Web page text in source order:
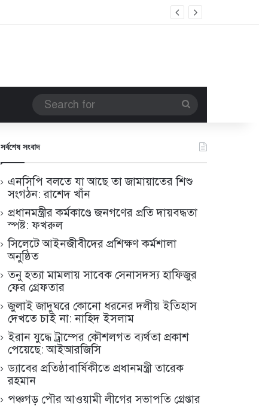
for
সর্বশেষ সংবাদ
এনসিপি বলতে যা আছে তা জামায়াতের শিশু
সংগঠন: রাশেদ খাঁন
প্রধানমন্ত্রীর কর্মকাণ্ডে জনগণের প্রতি দায়বদ্ধতা
স্পষ্ট: ফখরুল
সিলেটে আইনজীবীদের প্রশিক্ষণ কর্মশালা
অনুষ্ঠিত
তনু হত্যা মামলায় সাবেক সেনাসদস্য হাফিজুর
ফের গ্রেফতার
জুলাই জাদুঘরে কোনো ধরনের দলীয় ইতিহাস
দেখতে চাই না: নাহিদ ইসলাম
ইরান যুদ্ধে ট্রাম্পের কৌশলগত ব্যর্থতা প্রকাশ
পেয়েছে: আইআরজিসি
ড্যাবের প্রতিষ্ঠাবার্ষিকীতে প্রধানমন্ত্রী তারেক
রহমান
পঞ্চগড় পৌর আওয়ামী লীগের সভাপতি গ্রেপ্তার